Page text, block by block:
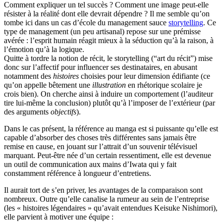
Comment expliquer un tel succès ? Comment une image peut-elle
résister à la réalité dont elle devrait dépendre ? Il me semble qu’on
tombe ici dans un cas d’école du management sauce storytelling. Ce
type de management (un peu artisanal) repose sur une prémisse
avérée : l’esprit humain réagit mieux à la séduction qu’à la raison, à
l’émotion qu’à la logique.
Quitte à tordre la notion de récit, le storytelling (“art du récit”) mise
donc sur l’affectif pour influencer ses destinataires, en abusant
notamment des histoires choisies pour leur dimension édifiante (ce
qu’on appelle bêtement une illustration en rhétorique scolaire je
crois bien). On cherche ainsi à induire un comportement (l’auditeur
tire lui-même la conclusion) plutôt qu’à l’imposer de l’extérieur (par
des arguments objectifs).
Dans le cas présent, la référence au manga est si puissante qu’elle est
capable d’absorber des choses très différentes sans jamais être
remise en cause, en jouant sur l’attrait d’un souvenir télévisuel
marquant. Peut-être née d’un certain ressentiment, elle est devenue
un outil de communication aux mains d’Iwata qui y fait
constamment référence à longueur d’entretiens.
Il aurait tort de s’en priver, les avantages de la comparaison sont
nombreux. Outre qu’elle canalise la rumeur au sein de l’entreprise
(les « histoires légendaires » qu’avait entendues Keisuke Nishimori),
elle parvient à motiver une équipe :